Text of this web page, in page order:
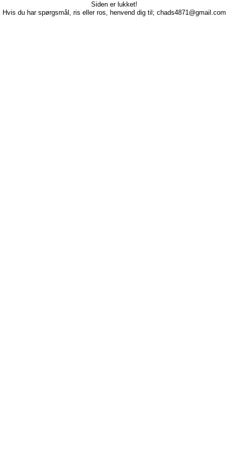
Siden er lukket!
Hvis du har spørgsmål, ris eller ros, henvend dig til; chads4871@gmail.com